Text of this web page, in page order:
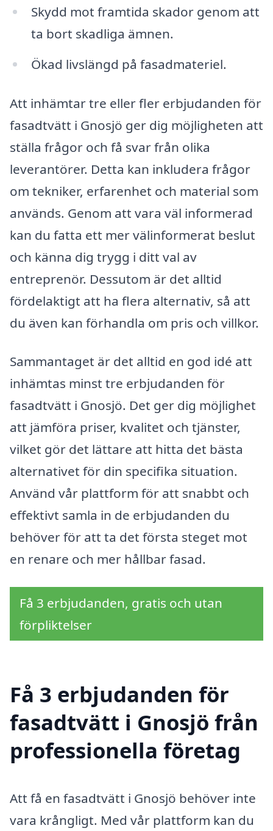
Skydd mot framtida skador genom att
ta bort skadliga ämnen.
Ökad livslängd på fasadmateriel.
Att inhämtar tre eller fler erbjudanden för
fasadtvätt i Gnosjö ger dig möjligheten att
ställa frågor och få svar från olika
leverantörer. Detta kan inkludera frågor
om tekniker, erfarenhet och material som
används. Genom att vara väl informerad
kan du fatta ett mer välinformerat beslut
och känna dig trygg i ditt val av
entreprenör. Dessutom är det alltid
fördelaktigt att ha flera alternativ, så att
du även kan förhandla om pris och villkor.
Sammantaget är det alltid en god idé att
inhämtas minst tre erbjudanden för
fasadtvätt i Gnosjö. Det ger dig möjlighet
att jämföra priser, kvalitet och tjänster,
vilket gör det lättare att hitta det bästa
alternativet för din specifika situation.
Använd vår plattform för att snabbt och
effektivt samla in de erbjudanden du
behöver för att ta det första steget mot
en renare och mer hållbar fasad.
Få 3 erbjudanden, gratis och utan
förpliktelser
Få 3 erbjudanden för
fasadtvätt i Gnosjö från
professionella företag
Att få en fasadtvätt i Gnosjö behöver inte
vara krångligt. Med vår plattform kan du